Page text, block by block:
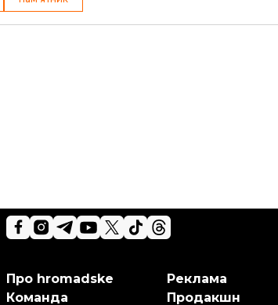
Про hromadske
Команда
Реклама
Продакшн